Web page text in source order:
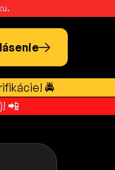
🚔
)! 📲